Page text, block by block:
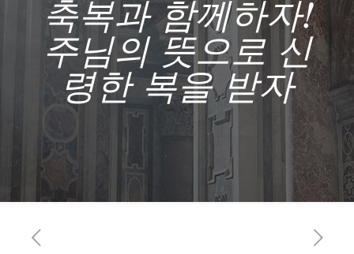
축복과 함께하자!
주님의 뜻으로 신
령한 복을 받자